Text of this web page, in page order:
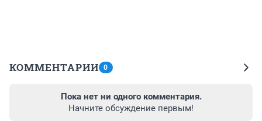
КОММЕНТАРИИ 0
Пока нет ни одного комментария.
Начните обсуждение первым!